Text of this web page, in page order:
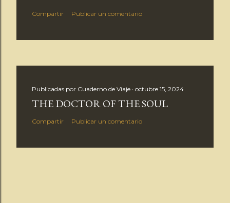
Compartir Publicar un comentario
Publicadas por Cuaderno de Viaje octubre 15, 2024
THE DOCTOR OF THE SOUL
Compartir Publicar un comentario